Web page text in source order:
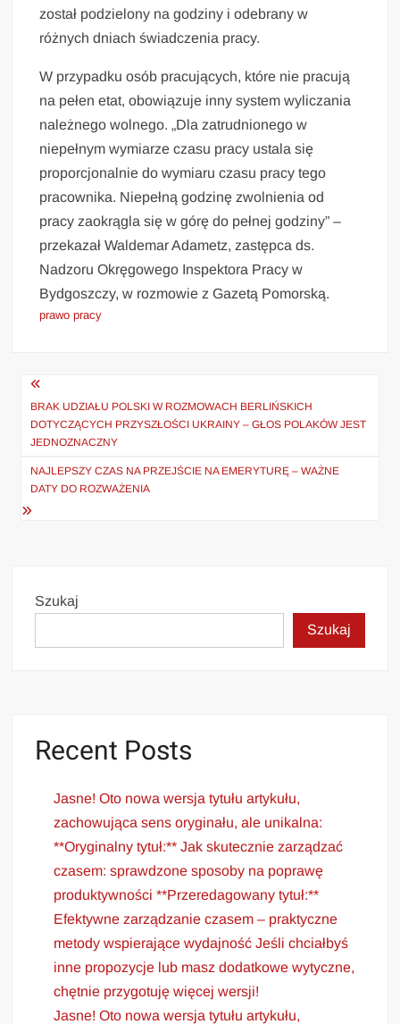
został podzielony na godziny i odebrany w
różnych dniach świadczenia pracy.
W przypadku osób pracujących, które nie pracują
na pełen etat, obowiązuje inny system wyliczania
należnego wolnego. „Dla zatrudnionego w
niepełnym wymiarze czasu pracy ustala się
proporcjonalnie do wymiaru czasu pracy tego
pracownika. Niepełną godzinę zwolnienia od
pracy zaokrągla się w górę do pełnej godziny” –
przekazał Waldemar Adametz, zastępca ds.
Nadzoru Okręgowego Inspektora Pracy w
Bydgoszczy, w rozmowie z Gazetą Pomorską.
prawo pracy
Nawigacja
wpisu
BRAK UDZIAŁU POLSKI W ROZMOWACH BERLIŃSKICH
DOTYCZĄCYCH PRZYSZŁOŚCI UKRAINY – GŁOS POLAKÓW JEST
JEDNOZNACZNY
NAJLEPSZY CZAS NA PRZEJŚCIE NA EMERYTURĘ – WAŻNE
DATY DO ROZWAŻENIA
Szukaj
Szukaj
Recent Posts
Jasne! Oto nowa wersja tytułu artykułu,
zachowująca sens oryginału, ale unikalna:
**Oryginalny tytuł:** Jak skutecznie zarządzać
czasem: sprawdzone sposoby na poprawę
produktywności **Przeredagowany tytuł:**
Efektywne zarządzanie czasem – praktyczne
metody wspierające wydajność Jeśli chciałbyś
inne propozycje lub masz dodatkowe wytyczne,
chętnie przygotuję więcej wersji!
Jasne! Oto nowa wersja tytułu artykułu,